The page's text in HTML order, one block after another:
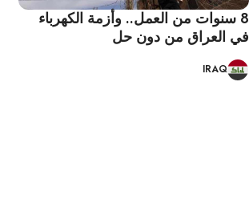
8 سنوات من العمل.. وأزمة الكهرباء
في العراق من دون حل
IRAQ